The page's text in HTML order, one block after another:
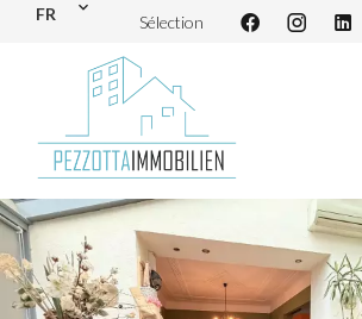
FR Sélection